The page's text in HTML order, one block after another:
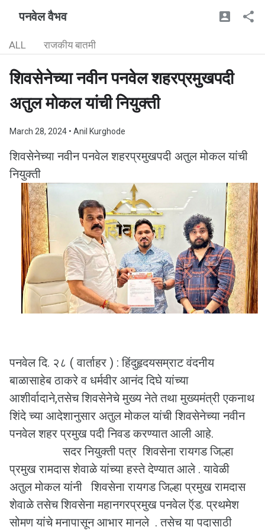
पनवेल वैभव
ALL राजकीय बातमी
शिवसेनेच्या नवीन पनवेल शहरप्रमुखपदी
अतुल मोकल यांची नियुक्ती
March 28, 2024 • Anil Kurghode
शिवसेनेच्या नवीन पनवेल शहरप्रमुखपदी अतुल मोकल यांची
नियुक्ती
पनवेल दि. २८ ( वार्ताहर ) : हिंदुहृदयसम्राट वंदनीय
बाळासाहेब ठाकरे व धर्मवीर आनंद दिघे यांच्या
आशीर्वादाने,तसेच शिवसेनेचे मुख्य नेते तथा मुख्यमंत्री एकनाथ
शिंदे च्या आदेशानुसार अतुल मोकल यांची शिवसेनेच्या नवीन
पनवेल शहर प्रमुख पदी निवड करण्यात आली आहे.
सदर नियुक्ती पत्र शिवसेना रायगड जिल्हा
प्रमुख रामदास शेवाळे यांच्या हस्ते देण्यात आले . यावेळी
अतुल मोकल यांनी शिवसेना रायगड जिल्हा प्रमुख रामदास
शेवाळे तसेच शिवसेना महानगरप्रमुख पनवेल ऍड. प्रथमेश
सोमण यांचे मनापासून आभार मानले . तसेच या पदासाठी